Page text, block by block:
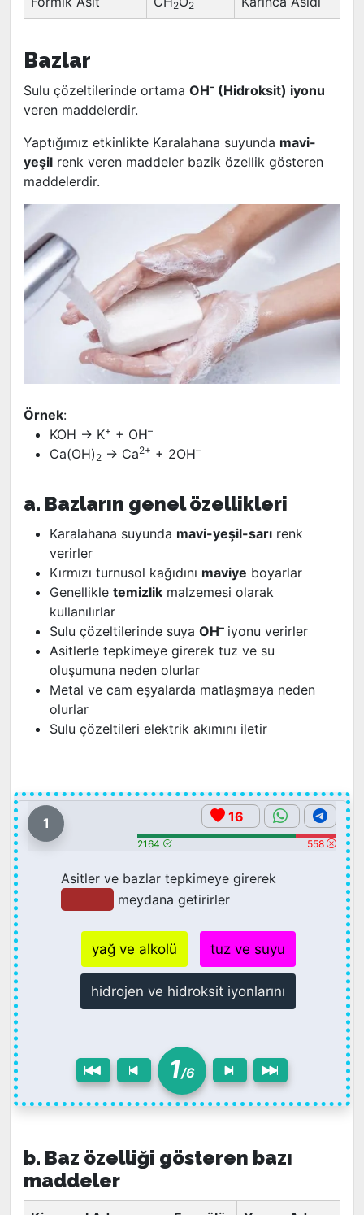
2 2
Bazlar
Sulu çözeltilerinde ortama OH– (Hidroksit) iyonu
veren maddelerdir.
Yaptığımız etkinlikte Karalahana suyunda mavi-
yeşil renk veren maddeler bazik özellik gösteren
maddelerdir.
Örnek:
KOH -> K+ + OH–
Ca(OH) 2 -> Ca2+ + 2OH–
a. Bazların genel özellikleri
Karalahana suyunda mavi-yeşil-sarı renk
verirler
Kırmızı turnusol kağıdını maviye boyarlar
Genellikle temizlik malzemesi olarak
kullanılırlar
Sulu çözeltilerinde suya OH– iyonu verirler
Asitlerle tepkimeye girerek tuz ve su
oluşumuna neden olurlar
Metal ve cam eşyalarda matlaşmaya neden
olurlar
Sulu çözeltileri elektrik akımını iletir
1 16
2164 558
Asitler ve bazlar tepkimeye girerek
meydana getirirler
yağ ve alkolü tuz ve suyu
hidrojen ve hidroksit iyonlarını
1/6
b. Baz özelliği gösteren bazı
maddeler